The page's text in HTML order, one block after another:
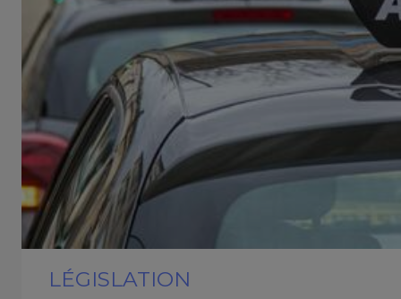
LÉGISLATION